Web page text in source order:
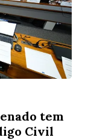
tem
Civil